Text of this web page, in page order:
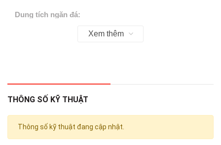
Dung tích ngăn đá:
Dung tích ngăn chuyển đổi:
Chất liệu cửa tủ lạnh:
Xem thêm
THÔNG SỐ KỸ THUẬT
Thông số kỹ thuật đang cập nhật.